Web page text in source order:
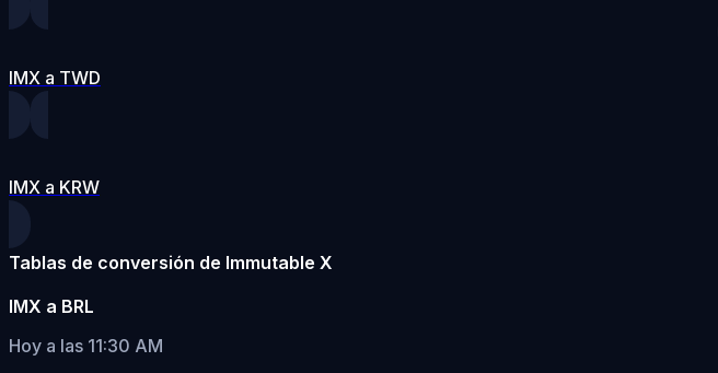
IMX a TWD
IMX a KRW
Tablas de conversión de Immutable X
IMX a BRL
Hoy a las 11:30 AM